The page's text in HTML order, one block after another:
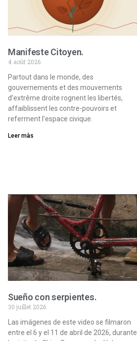
Manifeste Citoyen.
4 août 2026
Partout dans le monde, des
gouvernements et des mouvements
d’extrême droite rognent les libertés,
affaiblissent les contre-pouvoirs et
referment l’espace civique.
Leer màs
Sueño con serpientes.
30 juillet 2026
Las imágenes de este video se filmaron
entre el 6 y el 11 de abril de 2026, durante